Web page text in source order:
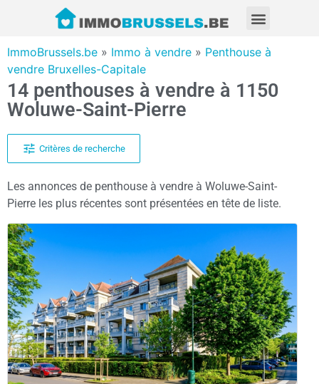
ImmoBrussels.be » Immo à vendre » Penthouse à
vendre Bruxelles-Capitale
14 penthouses à vendre à 1150
Woluwe-Saint-Pierre
Critères de recherche
Les annonces de penthouse à vendre à Woluwe-Saint-
Pierre les plus récentes sont présentées en tête de liste.